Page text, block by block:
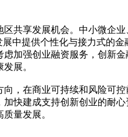
共享发展机会。中小微企
中提供个性化与接力式的
加强创业融资服务，创新
展。
，在商业可持续和风险可
快建成支持创新创业的耐
量发展。